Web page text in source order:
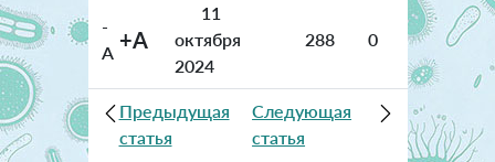
-
A +A
11
октября
2024
288 0
Предыдущая
статья
Следующая
статья